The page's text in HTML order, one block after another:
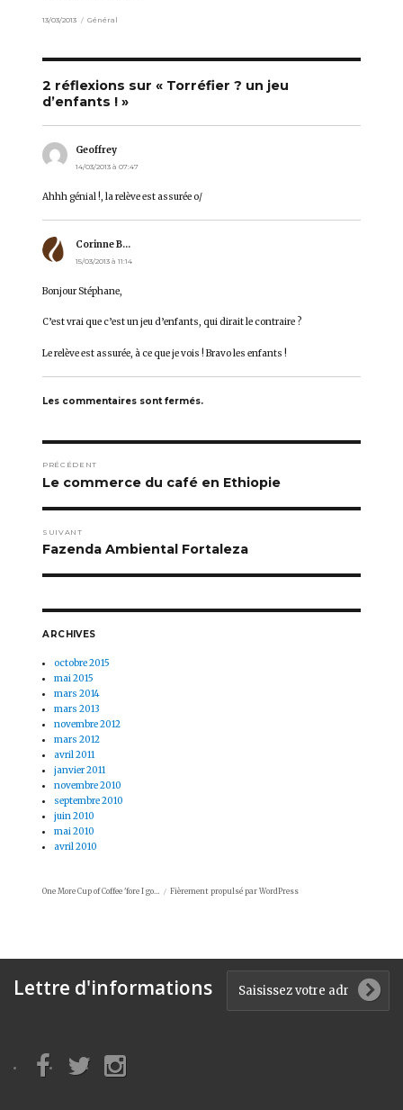
Publié
13/03/2013 Catégories
Général
2 réflexions sur « Torréfier ? un jeu
d’enfants ! »
Geoffreydit :
14/03/2013 à 07:47
Ahhh génial !, la relève est assurée o/
Corinne B...dit :
15/03/2013 à 11:14
Bonjour Stéphane,
C’est vrai que c’est un jeu d’enfants, qui dirait le contraire ?
Le relève est assurée, à ce que je vois ! Bravo les enfants !
Les commentaires sont fermés.
Navigation
de
l’article
PRÉCÉDENT
Article
Le commerce du café en Ethiopie
SUIVANT
Article
Fazenda Ambiental Fortaleza
ARCHIVES
octobre 2015
mai 2015
mars 2014
mars 2013
novembre 2012
mars 2012
avril 2011
janvier 2011
novembre 2010
septembre 2010
juin 2010
mai 2010
avril 2010
One More Cup of Coffee 'fore I go… Fièrement propulsé par WordPress
Lettre d'informations